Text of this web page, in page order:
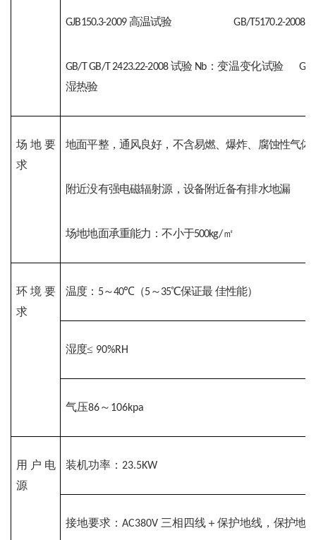
GJB150.3-2009 高温试验 GB/T5170.2-2008
GB/T GB/T 2423.22-2008 试验 Nb：变温变化试验
湿热验
场地要
求
地面平整，通风良好，不含易燃、爆炸、腐蚀性气体
附近没有强电磁辐射源，设备附近备有排水地漏
场地地面承重能力：不小于500kg/㎡
环境要
求
温度： 5～40℃（5～35℃保证最 佳性能）
湿度≤ 90%RH
气压86～ 106kpa
用户电
源
装机功率 ： 23.5KW
接地要求 ：AC380V 三相四线＋保护地线 ，保护地